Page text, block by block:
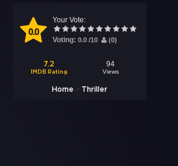
0.0
Your Vote:
Voting: 0.0 /10 (0)
7.2
IMDB Rating
94
Views
Home > Thriller